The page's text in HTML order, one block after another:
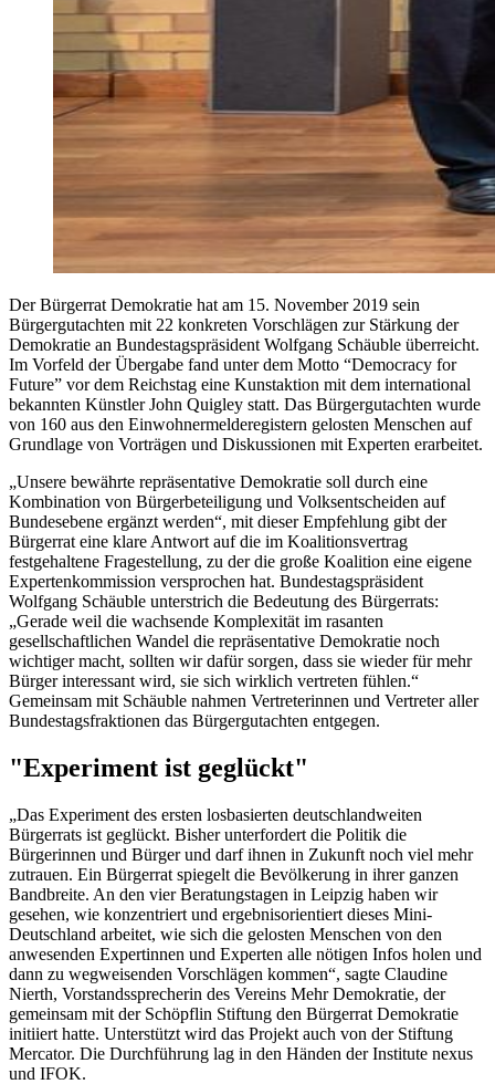
Der Bürgerrat Demokratie hat am 15. November 2019 sein
Bürgergutachten mit 22 konkreten Vorschlägen zur Stärkung der
Demokratie an Bundestagspräsident Wolfgang Schäuble überreicht.
Im Vorfeld der Übergabe fand unter dem Motto “Democracy for
Future” vor dem Reichstag eine Kunstaktion mit dem international
bekannten Künstler John Quigley statt. Das Bürgergutachten wurde
von 160 aus den Einwohnermelderegistern gelosten Menschen auf
Grundlage von Vorträgen und Diskussionen mit Experten erarbeitet.
„Unsere bewährte repräsentative Demokratie soll durch eine
Kombination von Bürgerbeteiligung und Volksentscheiden auf
Bundesebene ergänzt werden“, mit dieser Empfehlung gibt der
Bürgerrat eine klare Antwort auf die im Koalitionsvertrag
festgehaltene Fragestellung, zu der die große Koalition eine eigene
Expertenkommission versprochen hat. Bundestagspräsident
Wolfgang Schäuble unterstrich die Bedeutung des Bürgerrats:
„Gerade weil die wachsende Komplexität im rasanten
gesellschaftlichen Wandel die repräsentative Demokratie noch
wichtiger macht, sollten wir dafür sorgen, dass sie wieder für mehr
Bürger interessant wird, sie sich wirklich vertreten fühlen.“
Gemeinsam mit Schäuble nahmen Vertreterinnen und Vertreter aller
Bundestagsfraktionen das Bürgergutachten entgegen.
"Experiment ist geglückt"
„Das Experiment des ersten losbasierten deutschlandweiten
Bürgerrats ist geglückt. Bisher unterfordert die Politik die
Bürgerinnen und Bürger und darf ihnen in Zukunft noch viel mehr
zutrauen. Ein Bürgerrat spiegelt die Bevölkerung in ihrer ganzen
Bandbreite. An den vier Beratungstagen in Leipzig haben wir
gesehen, wie konzentriert und ergebnisorientiert dieses Mini-
Deutschland arbeitet, wie sich die gelosten Menschen von den
anwesenden Expertinnen und Experten alle nötigen Infos holen und
dann zu wegweisenden Vorschlägen kommen“, sagte Claudine
Nierth, Vorstandssprecherin des Vereins Mehr Demokratie, der
gemeinsam mit der Schöpflin Stiftung den Bürgerrat Demokratie
initiiert hatte. Unterstützt wird das Projekt auch von der Stiftung
Mercator. Die Durchführung lag in den Händen der Institute nexus
und IFOK.